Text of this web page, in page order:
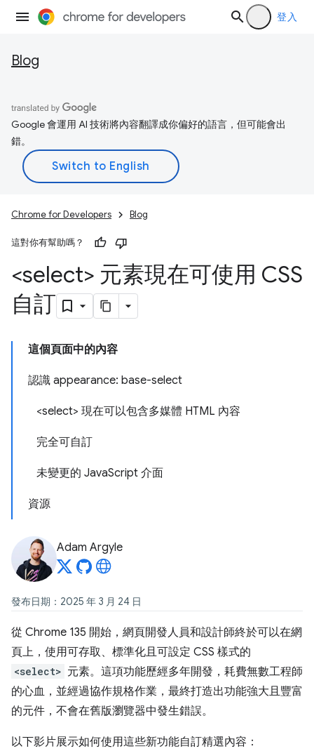
登入
Blog
Google 會運用 AI 技術將內容翻譯成你偏好的語言，但可能會出
錯。
Chrome for Developers Blog
這對你有幫助嗎？
<select> 元素現在可使用 CSS
自訂
這個頁面中的內容
認識 appearance: base-select
<select> 現在可以包含多媒體 HTML 內容
完全可自訂
未變更的 JavaScript 介面
資源
Adam Argyle
發布日期：2025 年 3 月 24 日
從 Chrome 135 開始，網頁開發人員和設計師終於可以在網
頁上，使用可存取、標準化且可設定 CSS 樣式的
<select> 元素。這項功能歷經多年開發，耗費無數工程師
的心血，並經過協作規格作業，最終打造出功能強大且豐富
的元件，不會在舊版瀏覽器中發生錯誤。
以下影片展示如何使用這些新功能自訂精選內容：